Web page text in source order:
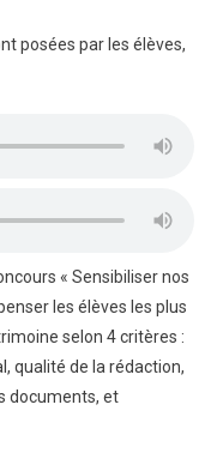
posées par les élèves,
« Sensibiliser nos
les élèves les plus
selon 4 critères :
qualité de la rédaction,
documents, et